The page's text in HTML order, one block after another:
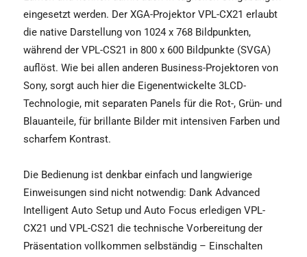
eingesetzt werden. Der XGA-Projektor VPL-CX21 erlaubt
die native Darstellung von 1024 x 768 Bildpunkten,
während der VPL-CS21 in 800 x 600 Bildpunkte (SVGA)
auflöst. Wie bei allen anderen Business-Projektoren von
Sony, sorgt auch hier die Eigenentwickelte 3LCD-
Technologie, mit separaten Panels für die Rot-, Grün- und
Blauanteile, für brillante Bilder mit intensiven Farben und
scharfem Kontrast.
Die Bedienung ist denkbar einfach und langwierige
Einweisungen sind nicht notwendig: Dank Advanced
Intelligent Auto Setup und Auto Focus erledigen VPL-
CX21 und VPL-CS21 die technische Vorbereitung der
Präsentation vollkommen selbständig – Einschalten